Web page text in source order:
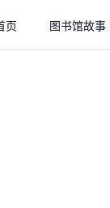
页 图书馆故事